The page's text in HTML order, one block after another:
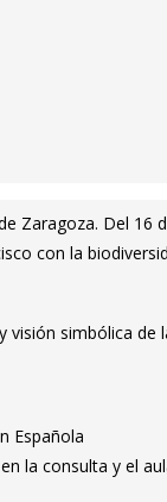
Zaragoza. Del 16
con la
visión simbólica de
Española
la consulta y el